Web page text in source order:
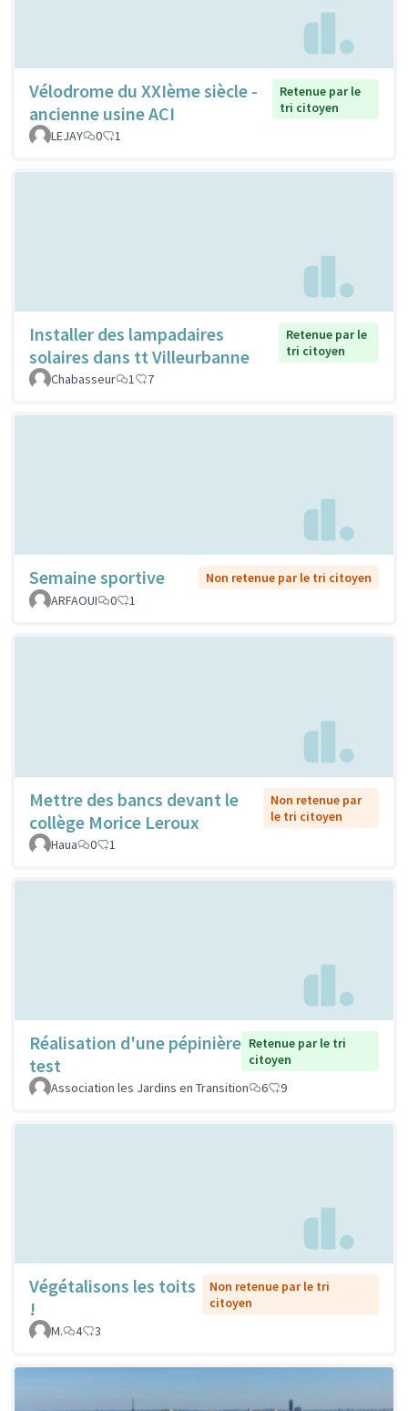
Vélodrome du XXIème siècle -
ancienne usine ACI
Retenue par le
tri citoyen
LEJAY
0 1
Installer des lampadaires
solaires dans tt Villeurbanne
Retenue par le
tri citoyen
Chabasseur
1 7
Semaine sportive
Non retenue par le tri citoyen
ARFAOUI
0 1
Mettre des bancs devant le
collège Morice Leroux
Non retenue par
le tri citoyen
Haua
0 1
Réalisation d'une pépinière
test
Retenue par le tri
citoyen
Association les Jardins en Transition
6 9
Végétalisons les toits
!
Non retenue par le tri
citoyen
M.
4 3